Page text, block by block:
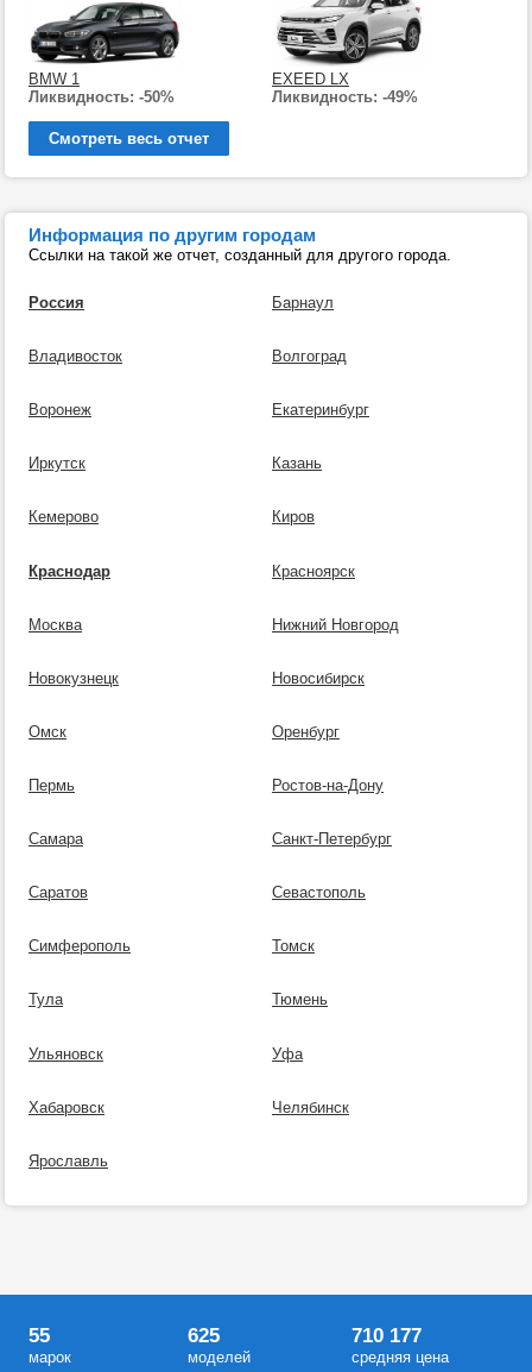
BMW 1
Ликвидность: -50%
EXEED LX
Ликвидность: -49%
Смотреть весь отчет
Информация по другим городам
Ссылки на такой же отчет, созданный для другого города.
Россия Барнаул
Владивосток Волгоград
Воронеж Екатеринбург
Иркутск Казань
Кемерово Киров
Краснодар Красноярск
Москва Нижний Новгород
Новокузнецк Новосибирск
Омск Оренбург
Пермь Ростов-на-Дону
Самара Санкт-Петербург
Саратов Севастополь
Симферополь Томск
Тула Тюмень
Ульяновск Уфа
Хабаровск Челябинск
Ярославль
55
марок
625
моделей
710 177
средняя цена